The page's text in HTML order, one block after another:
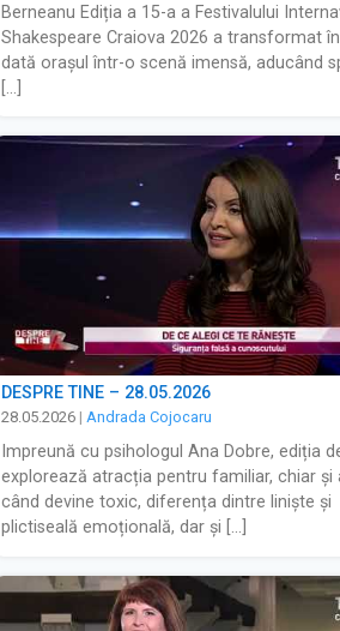
Berneanu Ediția a 15-a a Festivalului
Shakespeare Craiova 2026 a transformat
dată orașul într-o scenă imensă, aducând
[…]
DESPRE TINE – 28.05.2026
28.05.2026 | Andrada Cojocaru
Impreună cu psihologul Ana Dobre, ediția
explorează atracția pentru familiar, chiar și
când devine toxic, diferența dintre liniște și
plictiseală emoțională, dar și […]